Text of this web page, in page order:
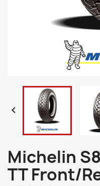

Michelin
TT Front/